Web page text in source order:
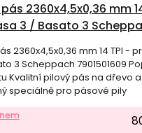
2360x4,5x0,36 mm
3 / Basato 3
2360x4,5x0,36 mm 14 TPI -
3 Scheppach 7901501609
Kvalitní pilový pás na dřevo
speciálně pro pásové pily
Basa 3 a Basato 3.